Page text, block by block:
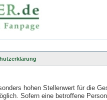
hohen Stellenwert für die
Sofern eine betroffene